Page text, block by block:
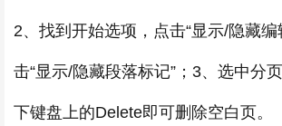
2、找到开始选项，点击“显示/隐藏编
击“显示/隐藏段落标记”；3、选中分
下键盘上的Delete即可删除空白页。